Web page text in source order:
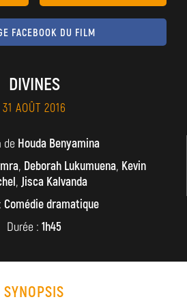
FACEBOOK DU FILM
DIVINES
31 AOÛT 2016
de Houda Benyamina
, Deborah Lukumuena, Kevin
, Jisca Kalvanda
Comédie dramatique
Durée : 1h45
SYNOPSIS